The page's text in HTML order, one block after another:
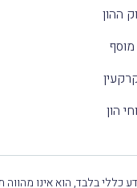
ההון
הון
כללי בלבד, הוא אינו